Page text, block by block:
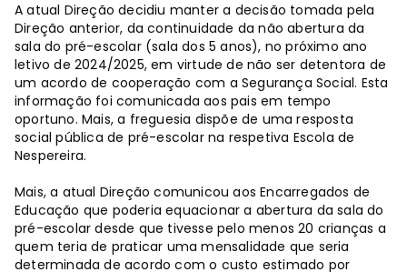
A atual Direção decidiu manter a decisão tomada pela
Direção anterior, da continuidade da não abertura da
sala do pré-escolar (sala dos 5 anos), no próximo ano
letivo de 2024/2025, em virtude de não ser detentora de
um acordo de cooperação com a Segurança Social. Esta
informação foi comunicada aos pais em tempo
oportuno. Mais, a freguesia dispõe de uma resposta
social pública de pré-escolar na respetiva Escola de
Nespereira.
Mais, a atual Direção comunicou aos Encarregados de
Educação que poderia equacionar a abertura da sala do
pré-escolar desde que tivesse pelo menos 20 crianças a
quem teria de praticar uma mensalidade que seria
determinada de acordo com o custo estimado por